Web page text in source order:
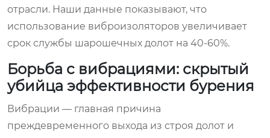
отрасли. Наши данные показывают, что
использование виброизоляторов увеличивает
срок службы шарошечных долот на 40-60%.
Борьба с вибрациями: скрытый
убийца эффективности бурения
Вибрации — главная причина
преждевременного выхода из строя долот и